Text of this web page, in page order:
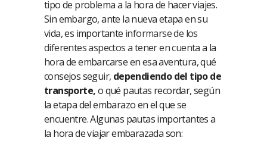
tipo de problema a la hora de hacer viajes.
Sin embargo, ante la nueva etapa en su
vida, es importante informarse de los
diferentes aspectos a tener en cuentaa la
hora de embarcarse en esa aventura, qué
consejos seguir, dependiendo del tipo de
transporte,o qué pautas recordar, según
la etapa del embarazo en el que se
encuentre. Algunas pautas importantes a
la hora de viajar embarazada son: